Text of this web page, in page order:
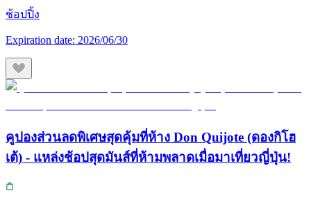
ช้อปปิ้ง
Expiration date: 2026/06/30
คูปองส่วนลดพิเศษสุดคุ้มที่ห้าง Don Quijote (ดองกิโฮ
เต้) - แหล่งช้อปสุดมันส์ที่ห้ามพลาดเมื่อมาเที่ยวญี่ปุ่น!